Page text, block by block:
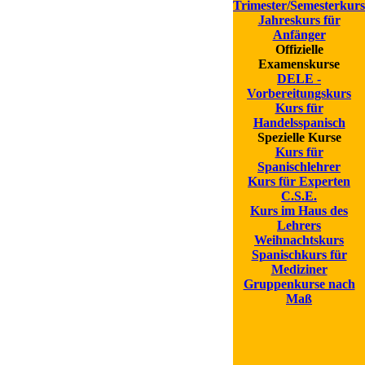
Trimester/Semesterkurs
Jahreskurs für
Anfänger
Offizielle
Examenskurse
DELE -
Vorbereitungskurs
Kurs für
Handelsspanisch
Spezielle Kurse
Kurs für
Spanischlehrer
Kurs für Experten
C.S.E.
Kurs im Haus des
Lehrers
Weihnachtskurs
Spanischkurs für
Mediziner
Gruppenkurse nach
Maß